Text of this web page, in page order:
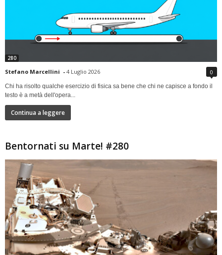
280
Stefano Marcellini - 4 Luglio 2026 0
Chi ha risolto qualche esercizio di fisica sa bene che chi ne capisce a fondo il
testo è a metà dell'opera...
Continua a leggere
Bentornati su Marte! #280